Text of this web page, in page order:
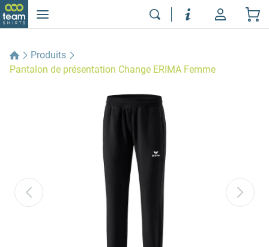
Produits
Pantalon de présentation Change ERIMA Femme